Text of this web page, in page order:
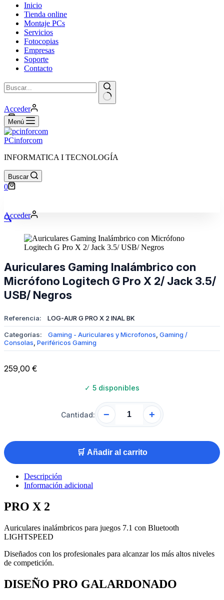
Inicio
Tienda online
Montaje PCs
Servicios
Fotocopias
Empresas
Soporte
Contacto
Sin
resultados
Acceder
Carro
de
compra
0Menú
PCinforcom
INFORMATICA I TECNOLOGÍA
Buscar
Carro
0
Acceder
🔍
Auriculares Gaming Inalámbrico con
Micrófono Logitech G Pro X 2/ Jack 3.5/
USB/ Negros
Referencia: LOG-AUR G PRO X 2 INAL BK
Categorías: Gaming - Auriculares y Microfonos Gaming /
Consolas Periféricos Gaming
259,00 €
✓ 5 disponibles
Cantidad: − +
🛒 Añadir al carrito
Descripción
Información adicional
PRO X 2
Auriculares inalámbricos para juegos 7.1 con Bluetooth
LIGHTSPEED
Diseñados con los profesionales para alcanzar los más altos niveles
de competición.
DISEÑO PRO GALARDONADO